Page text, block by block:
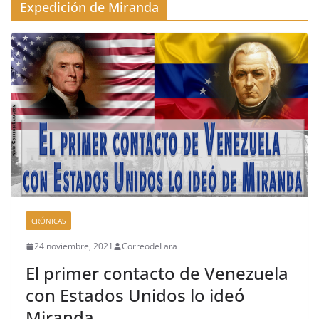
Expedición de Miranda
CRÓNICAS
24 noviembre, 2021 CorreodeLara
El primer contacto de Venezuela
con Estados Unidos lo ideó